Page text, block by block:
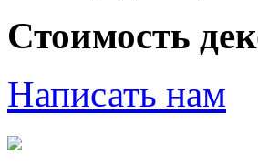
Стоимость
Написать нам